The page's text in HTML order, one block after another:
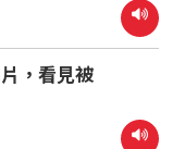
，看見被